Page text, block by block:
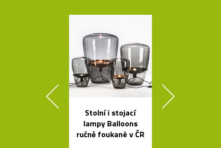
Stolní i stojací
lampy Balloons
ručně foukané v ČR